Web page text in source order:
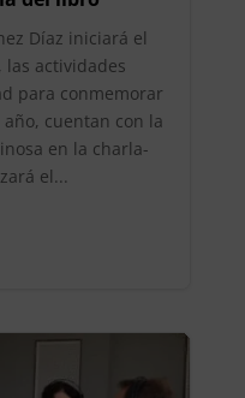
Díaz iniciará el
actividades
para conmemorar
cuentan con la
en la charla-
el...